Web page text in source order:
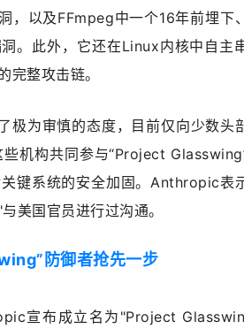
，以及FFmpeg中一个16年前埋下
。此外，它还在Linux内核中自主
完整攻击链。
为审慎的态度，目前仅向少数头
机构共同参与“Project
键系统的安全加固。Anthropic表
美国官员进行过沟通。
防御者抢先一步
宣布成立名为"Project